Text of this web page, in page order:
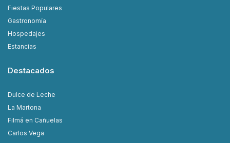
Fiestas Populares
Gastronomía
Hospedajes
Estancias
Destacados
Dulce de Leche
La Martona
Filmá en Cañuelas
Carlos Vega